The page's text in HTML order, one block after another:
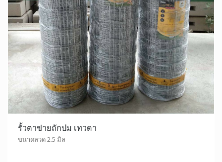
รั้วตาข่ายถักปม เทวดา
ขนาดลวด 2.5 มิล